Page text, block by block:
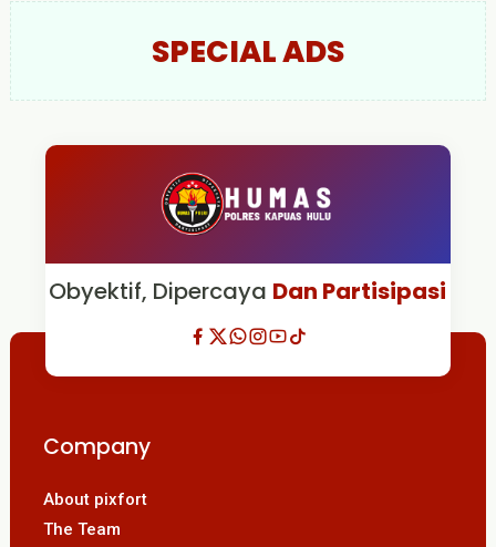
SPECIAL ADS
Obyektif, Dipercaya Dan Partisipasi
Company
About pixfort
The Team